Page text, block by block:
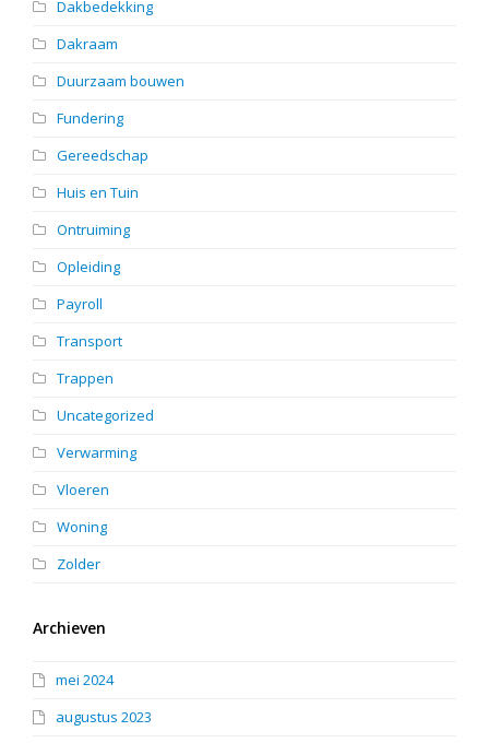
Dakbedekking
Dakraam
Duurzaam bouwen
Fundering
Gereedschap
Huis en Tuin
Ontruiming
Opleiding
Payroll
Transport
Trappen
Uncategorized
Verwarming
Vloeren
Woning
Zolder
Archieven
mei 2024
augustus 2023